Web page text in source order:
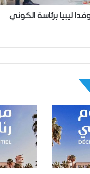
ليبيا برئاسة الكوني